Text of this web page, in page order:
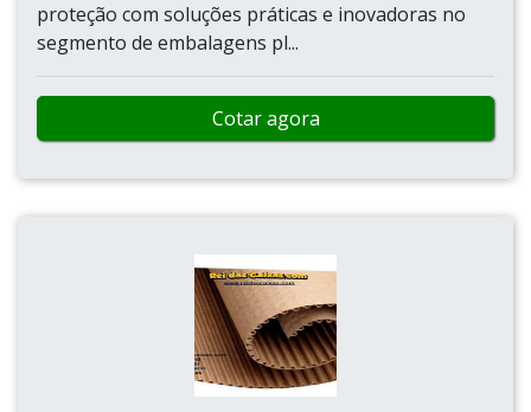
proteção com soluções práticas e inovadoras no
segmento de embalagens pl...
Cotar agora